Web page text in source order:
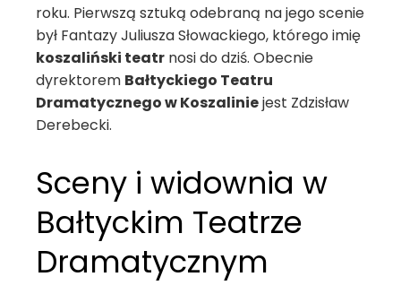
roku. Pierwszą sztuką odebraną na jego scenie
był Fantazy Juliusza Słowackiego, którego imię
koszaliński teatr nosi do dziś. Obecnie
dyrektorem Bałtyckiego Teatru
Dramatycznego w Koszaliniejest Zdzisław
Derebecki.
Sceny i widownia w
Bałtyckim Teatrze
Dramatycznym